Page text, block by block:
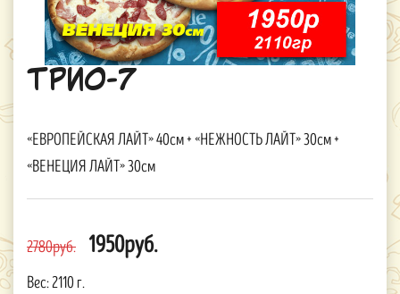
ТРИО-7
«ЕВРОПЕЙСКАЯ ЛАЙТ» 40см + «НЕЖНОСТЬ ЛАЙТ» 30см +
«ВЕНЕЦИЯ ЛАЙТ» 30см
2780руб. 1950руб.
Вес:2110 г.